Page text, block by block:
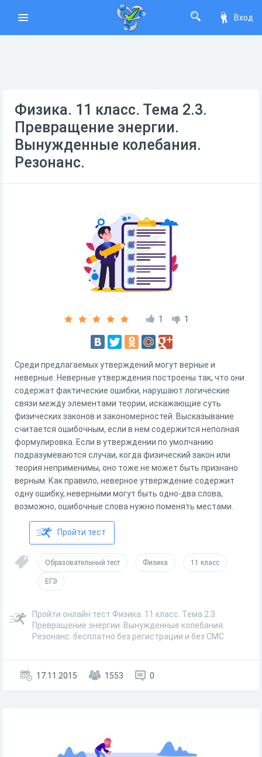
Вход
Физика. 11 класс. Тема 2.3.
Превращение энергии.
Вынужденные колебания.
Резонанс.
1 1
Среди предлагаемых утверждений могут верные и
неверные. Неверные утверждения построены так, что они
содержат фактические ошибки, нарушают логические
связи между элементами теории, искажающие суть
физических законов и закономерностей. Высказывание
считается ошибочным, если в нем содержится неполная
формулировка. Если в утверждении по умолчанию
подразумеваются случаи, когда физический закон или
теория неприменимы, оно тоже не может быть признано
верным. Как правило, неверное утверждение содержит
одну ошибку, неверными могут быть одно-два слова,
возможно, ошибочные слова нужно поменять местами.
Пройти тест
Образовательный тест Физика 11 класс
ЕГЭ
Пройти онлайн тест Физика. 11 класс. Тема 2.3.
Превращение энергии. Вынужденные колебания.
Резонанс. бесплатно без регистрации и без СМС
17.11.2015 1553 0